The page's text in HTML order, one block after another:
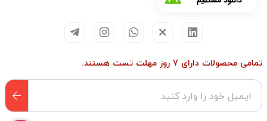
تمامی محصولات دارای 7 روز مهلت تست هستند.